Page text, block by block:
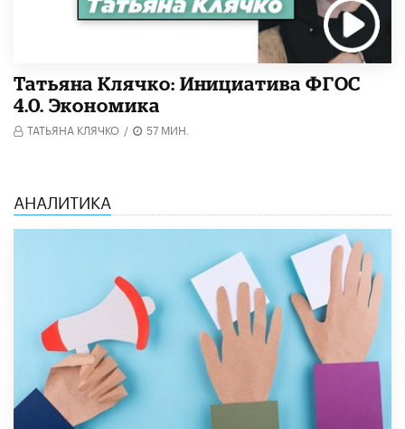
Татьяна Клячко: Инициатива ФГОС
4.0. Экономика
ТАТЬЯНА КЛЯЧКО / 57 МИН.
АНАЛИТИКА